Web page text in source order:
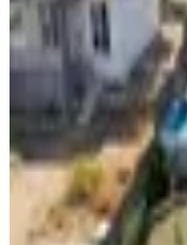
3+1
ZEKİ EMLAK
Ara